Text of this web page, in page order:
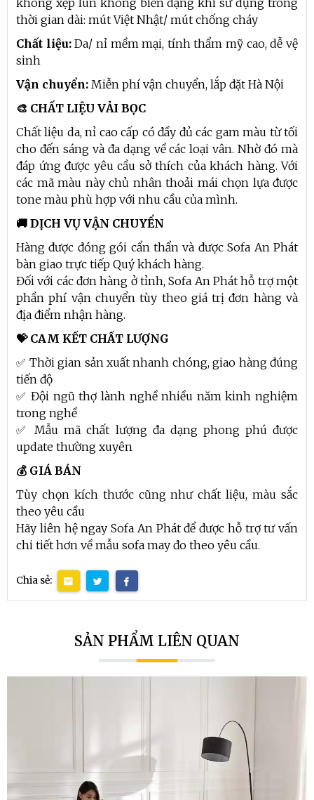
thời gian dài: mút Việt Nhật/ mút chống cháy
Chất liệu:Da/ nỉ mềm mại, tính thẩm mỹ cao, dễ vệ
sinh
Vận chuyển: Miễn phí vận chuyển, lắp đặt Hà Nội
🎨 CHẤT LIỆU VẢI BỌC
Chất liệu da, nỉ cao cấp có đầy đủ các gam màu từ tối
cho đến sáng và đa dạng về các loại vân. Nhờ đó mà
đáp ứng được yêu cầu sở thích của khách hàng. Với
các mã màu này chủ nhân thoải mái chọn lựa được
tone màu phù hợp với nhu cầu của mình.
🚚 DỊCH VỤ VẬN CHUYỂN
Hàng được đóng gói cẩn thẩn và được Sofa An Phát
bàn giao trực tiếp Quý khách hàng.
Đối với các đơn hàng ở tỉnh, Sofa An Phát hỗ trợ một
phần phí vận chuyển tùy theo giá trị đơn hàng và
địa điểm nhận hàng.
💝 CAM KẾT CHẤT LƯỢNG
✅ Thời gian sản xuất nhanh chóng, giao hàng đúng
tiến độ
✅ Đội ngũ thợ lành nghề nhiều năm kinh nghiệm
trong nghề
✅ Mẫu mã chất lượng đa dạng phong phú được
update thường xuyên
💰 GIÁ BÁN
Tùy chọn kích thước cũng như chất liệu, màu sắc
theo yêu cầu
Hãy liên hệ ngay Sofa An Phát để được hỗ trợ tư vấn
chi tiết hơn về mẫu sofa may đo theo yêu cầu.
Chia sẻ:
SẢN PHẨM LIÊN QUAN